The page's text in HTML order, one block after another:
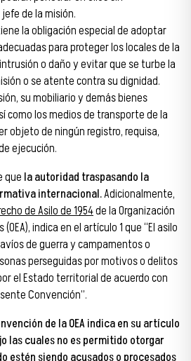
de la misión.
la obligación especial de adoptar
para proteger los locales de la
o daño y evitar que se turbe la
o se atente contra su dignidad.
su mobiliario y demás bienes
como los medios de transporte de la
objeto de ningún registro, requisa,
ejecución.
que la autoridad traspasando la
internacional.Adicionalmente,
de Asilo de 1954de la Organización
indica en el artículo 1 que “El asilo
de guerra y campamentos o
perseguidas por motivos o delitos
el Estado territorial de acuerdo con
Convención”.
de la OEA indica en su artículo
las cuales no es permitido otorgar
estén siendo acusados o procesados